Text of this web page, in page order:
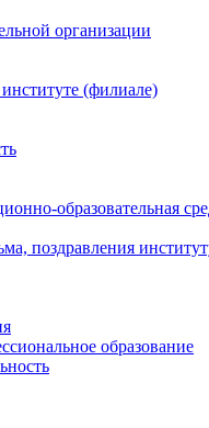
организации
(филиале)
образовательная
поздравления
образование